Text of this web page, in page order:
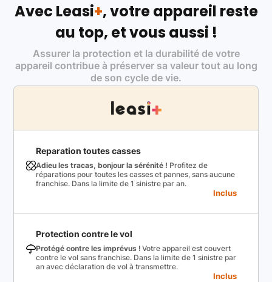
Avec Leasi+, votre appareil reste
au top, et vous aussi !
Assurer la protection et la durabilité de votre
appareil contribue à préserver sa valeur tout au long
de son cycle de vie.
Reparation toutes casses
Adieu les tracas, bonjour la sérénité ! Profitez de
réparations pour toutes les casses et pannes, sans aucune
franchise. Dans la limite de 1 sinistre par an.
Inclus
Protection contre le vol
Protégé contre les imprévus ! Votre appareil est couvert
contre le vol sans franchise. Dans la limite de 1 sinistre par
an avec déclaration de vol à transmettre.
Inclus